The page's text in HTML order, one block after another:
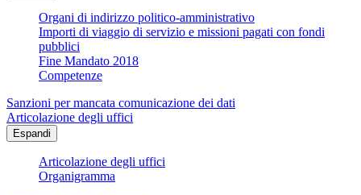
Organi di indirizzo politico-amministrativo
Importi di viaggio di servizio e missioni pagati con fondi
pubblici
Fine Mandato 2018
Competenze
Sanzioni per mancata comunicazione dei dati
Articolazione degli uffici
Espandi
Articolazione degli uffici
Organigramma